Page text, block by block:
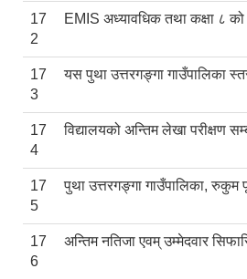
17
2
EMIS अध्यावधिक तथा कक्षा ८ को
17
3
यस पुथा उत्तरगङ्गा गाउँपालिका
17
4
विद्यालयको अन्तिम लेखा परीक्षण
17
5
पुथा उत्तरगङ्गा गाउँपालिका, रुकुम
17
6
अन्तिम नतिजा एवम् उम्मेदवार